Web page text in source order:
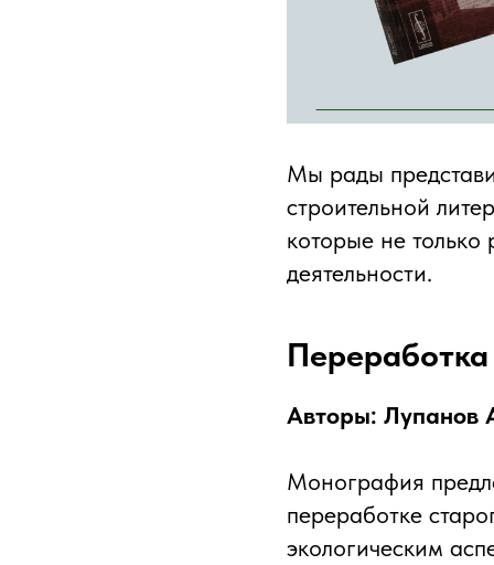
Мы рады
строительной
которые не
деятельности.
Авторы: Лупанов
Монография
переработке
экологическим